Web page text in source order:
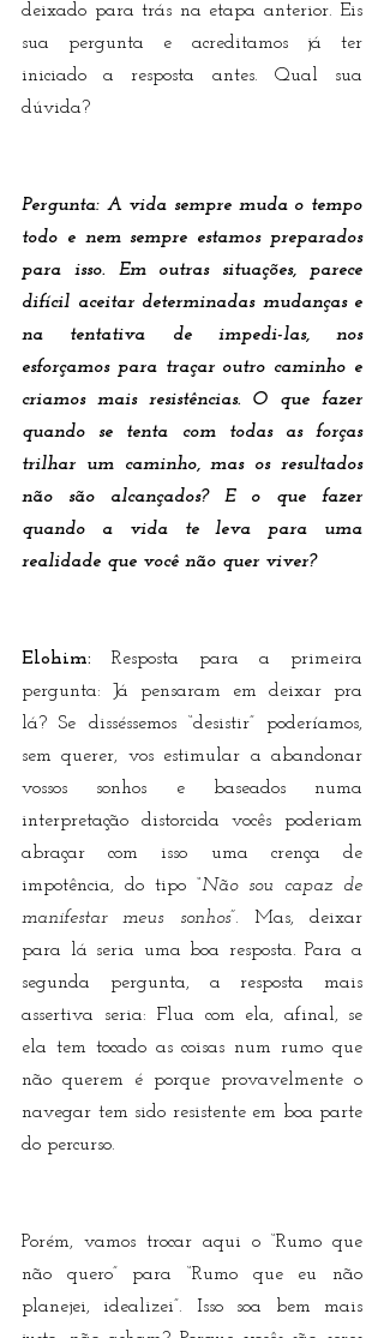
deixado para trás na etapa anterior. Eis
sua pergunta e acreditamos já ter
iniciado a resposta antes. Qual sua
dúvida?
Pergunta: A vida sempre muda o tempo
todo e nem sempre estamos preparados
para isso. Em outras situações, parece
difícil aceitar determinadas mudanças e
na tentativa de impedi-las, nos
esforçamos para traçar outro caminho e
criamos mais resistências. O que fazer
quando se tenta com todas as forças
trilhar um caminho, mas os resultados
não são alcançados? E o que fazer
quando a vida te leva para uma
realidade que você não quer viver?
Elohim: Resposta para a primeira
pergunta: Já pensaram em deixar pra
lá? Se disséssemos “desistir” poderíamos,
sem querer, vos estimular a abandonar
vossos sonhos e baseados numa
interpretação distorcida vocês poderiam
abraçar com isso uma crença de
impotência, do tipo “Não sou capaz de
manifestar meus sonhos”. Mas, deixar
para lá seria uma boa resposta. Para a
segunda pergunta, a resposta mais
assertiva seria: Flua com ela, afinal, se
ela tem tocado as coisas num rumo que
não querem é porque provavelmente o
navegar tem sido resistente em boa parte
do percurso.
Porém, vamos trocar aqui o “Rumo que
não quero” para “Rumo que eu não
planejei, idealizei”. Isso soa bem mais